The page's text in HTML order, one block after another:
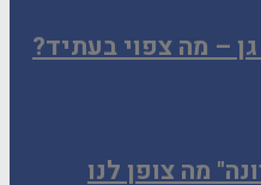
– מה צפוי בעתיד?
מה צופן לנו